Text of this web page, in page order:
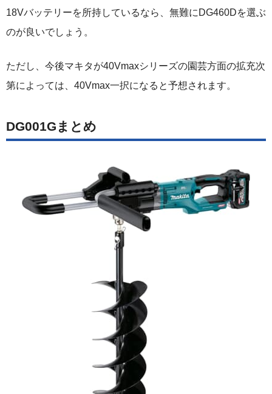
18Vバッテリーを所持しているなら、無難にDG460Dを選ぶ
のが良いでしょう。
ただし、今後マキタが40Vmaxシリーズの園芸方面の拡充次
第によっては、40Vmax一択になると予想されます。
DG001Gまとめ